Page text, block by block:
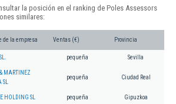
la posición en el ranking de Poles Assessors
similares:
de la empresa Ventas (€) Provincia
pequeña Sevilla
MARTINEZ
pequeña Ciudad Real
HOLDING SL pequeña Gipuzkoa